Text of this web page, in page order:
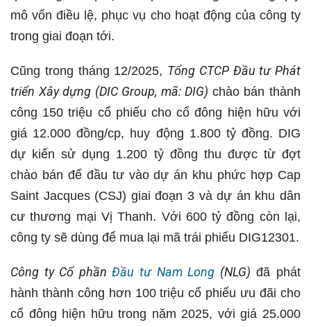
mô vốn điều lệ, phục vụ cho hoạt động của công ty
trong giai đoạn tới.
Cũng trong tháng 12/2025, Tổng CTCP Đầu tư Phát
triển Xây dựng (DIC Group, mã: DIG) chào bán thành
công 150 triệu cổ phiếu cho cổ đông hiện hữu với
giá 12.000 đồng/cp, huy động 1.800 tỷ đồng. DIG
dự kiến sử dụng 1.200 tỷ đồng thu được từ đợt
chào bán để đầu tư vào dự án khu phức hợp Cap
Saint Jacques (CSJ) giai đoạn 3 và dự án khu dân
cư thương mại Vị Thanh. Với 600 tỷ đồng còn lại,
công ty sẽ dùng để mua lại mã trái phiếu DIG12301.
Công ty Cổ phầnĐầu tư Nam Long (NLG) đã phát
hành thành công hơn 100 triệu cổ phiếu ưu đãi cho
cổ đông hiện hữu trong năm 2025, với giá 25.000